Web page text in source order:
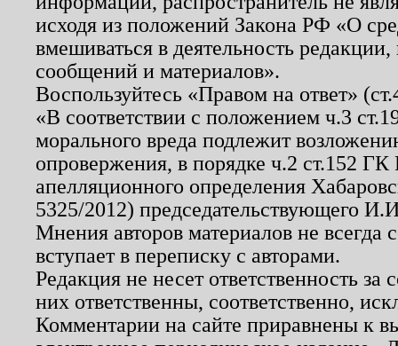
исходя из положений Закона РФ «О
вмешиваться в деятельность
сообщений и материалов».
Воспользуйтесь «Правом на ответ»
«В соответствии с положением ч.3
морального вреда подлежит
опровержения, в порядке ч.2 ст.152
апелляционного определения
5325/2012) председательствующего
Мнения авторов материалов не
вступает в переписку с авторами.
Редакция не несет ответственность
них ответственны, соответственно,
Комментарии на сайте приравнены к